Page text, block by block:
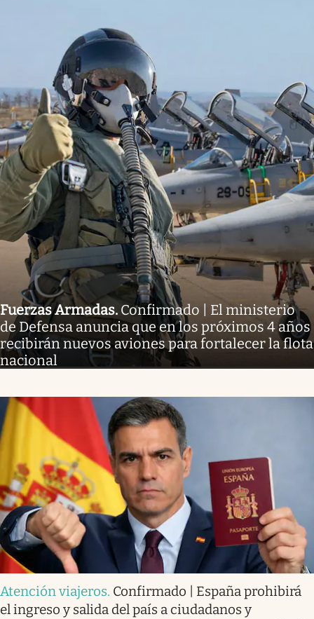
Fuerzas Armadas. Confirmado | El ministerio
de Defensa anuncia que en los próximos 4 años
recibirán nuevos aviones para fortalecer la flota
nacional
Atención viajeros. Confirmado | España prohibirá
el ingreso y salida del país a ciudadanos y